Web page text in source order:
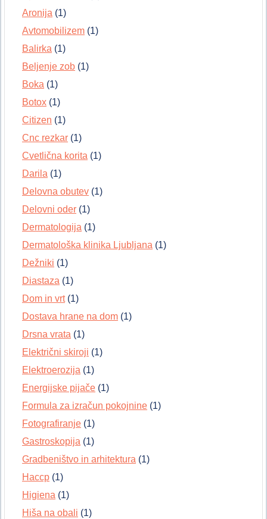
Aronija (1)
Avtomobilizem (1)
Balirka (1)
Beljenje zob (1)
Boka (1)
Botox (1)
Citizen (1)
Cnc rezkar (1)
Cvetlična korita (1)
Darila (1)
Delovna obutev (1)
Delovni oder (1)
Dermatologija (1)
Dermatološka klinika Ljubljana (1)
Dežniki (1)
Diastaza (1)
Dom in vrt(1)
Dostava hrane na dom (1)
Drsna vrata (1)
Električni skiroji (1)
Elektroerozija (1)
Energijske pijače (1)
Formula za izračun pokojnine (1)
Fotografiranje (1)
Gastroskopija (1)
Gradbeništvo in arhitektura (1)
Haccp (1)
Higiena (1)
Hiša na obali (1)